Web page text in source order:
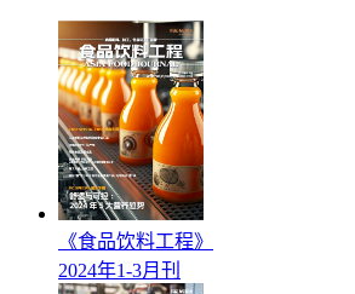
《食品饮料工程》
2024年1-3月刊